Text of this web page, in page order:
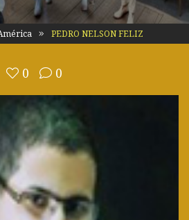
PEDRO NELSON FELIZ
0 0